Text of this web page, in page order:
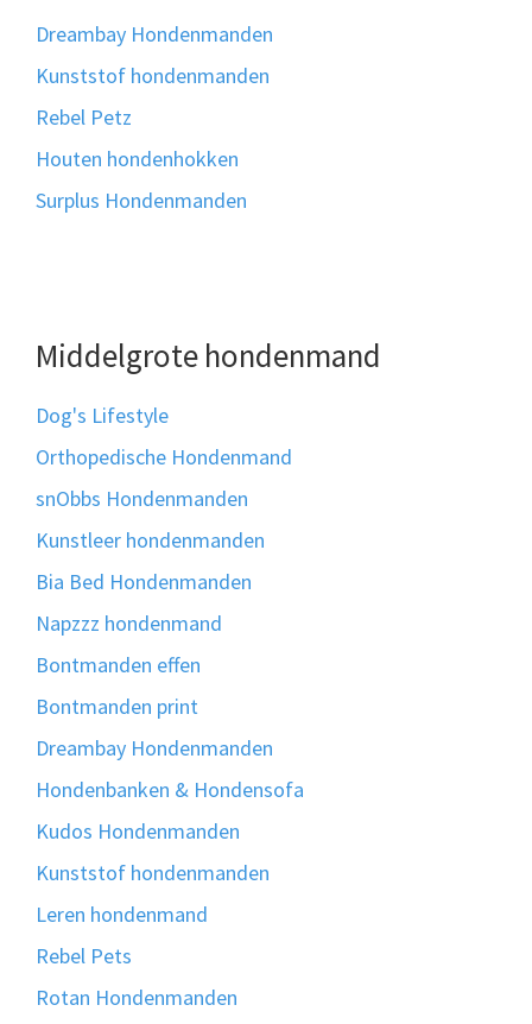
Dreambay Hondenmanden
Kunststof hondenmanden
Rebel Petz
Houten hondenhokken
Surplus Hondenmanden
Middelgrote hondenmand
Dog's Lifestyle
Orthopedische Hondenmand
snObbs Hondenmanden
Kunstleer hondenmanden
Bia Bed Hondenmanden
Napzzz hondenmand
Bontmanden effen
Bontmanden print
Dreambay Hondenmanden
Hondenbanken & Hondensofa
Kudos Hondenmanden
Kunststof hondenmanden
Leren hondenmand
Rebel Pets
Rotan Hondenmanden